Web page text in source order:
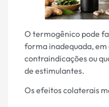
O termogênico pode
forma inadequada, em
contraindicações ou
de estimulantes.
Os efeitos colaterais